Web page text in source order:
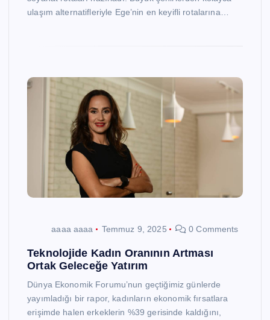
ulaşım alternatifleriyle Ege’nin en keyifli rotalarına…
aaaa aaaa Temmuz 9, 2025 0 Comments
Teknolojide Kadın Oranının Artması
Ortak Geleceğe Yatırım
Dünya Ekonomik Forumu’nun geçtiğimiz günlerde
yayımladığı bir rapor, kadınların ekonomik fırsatlara
erişimde halen erkeklerin %39 gerisinde kaldığını,